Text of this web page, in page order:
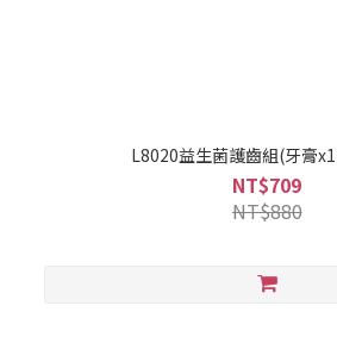
L8020益生菌護齒組(牙膏
NT$709
NT$880